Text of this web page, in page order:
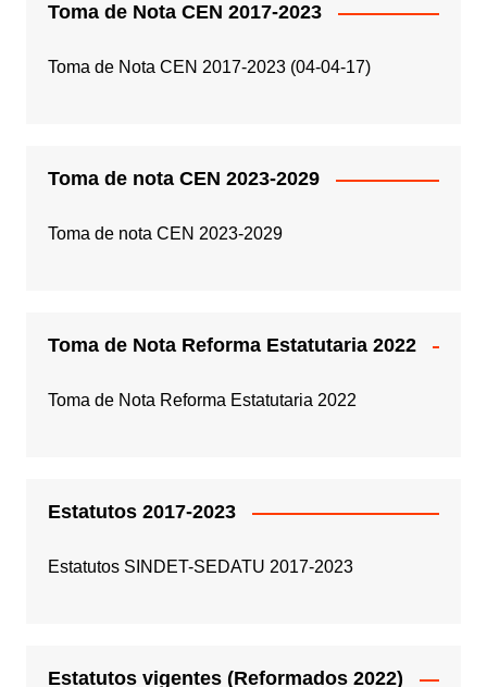
Toma de Nota CEN 2017-2023
Toma de Nota CEN 2017-2023 (04-04-17)
Toma de nota CEN 2023-2029
Toma de nota CEN 2023-2029
Toma de Nota Reforma Estatutaria 2022
Toma de Nota Reforma Estatutaria 2022
Estatutos 2017-2023
Estatutos SINDET-SEDATU 2017-2023
Estatutos vigentes (Reformados 2022)